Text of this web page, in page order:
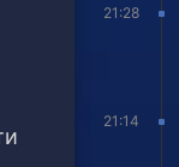
21:28
21:14